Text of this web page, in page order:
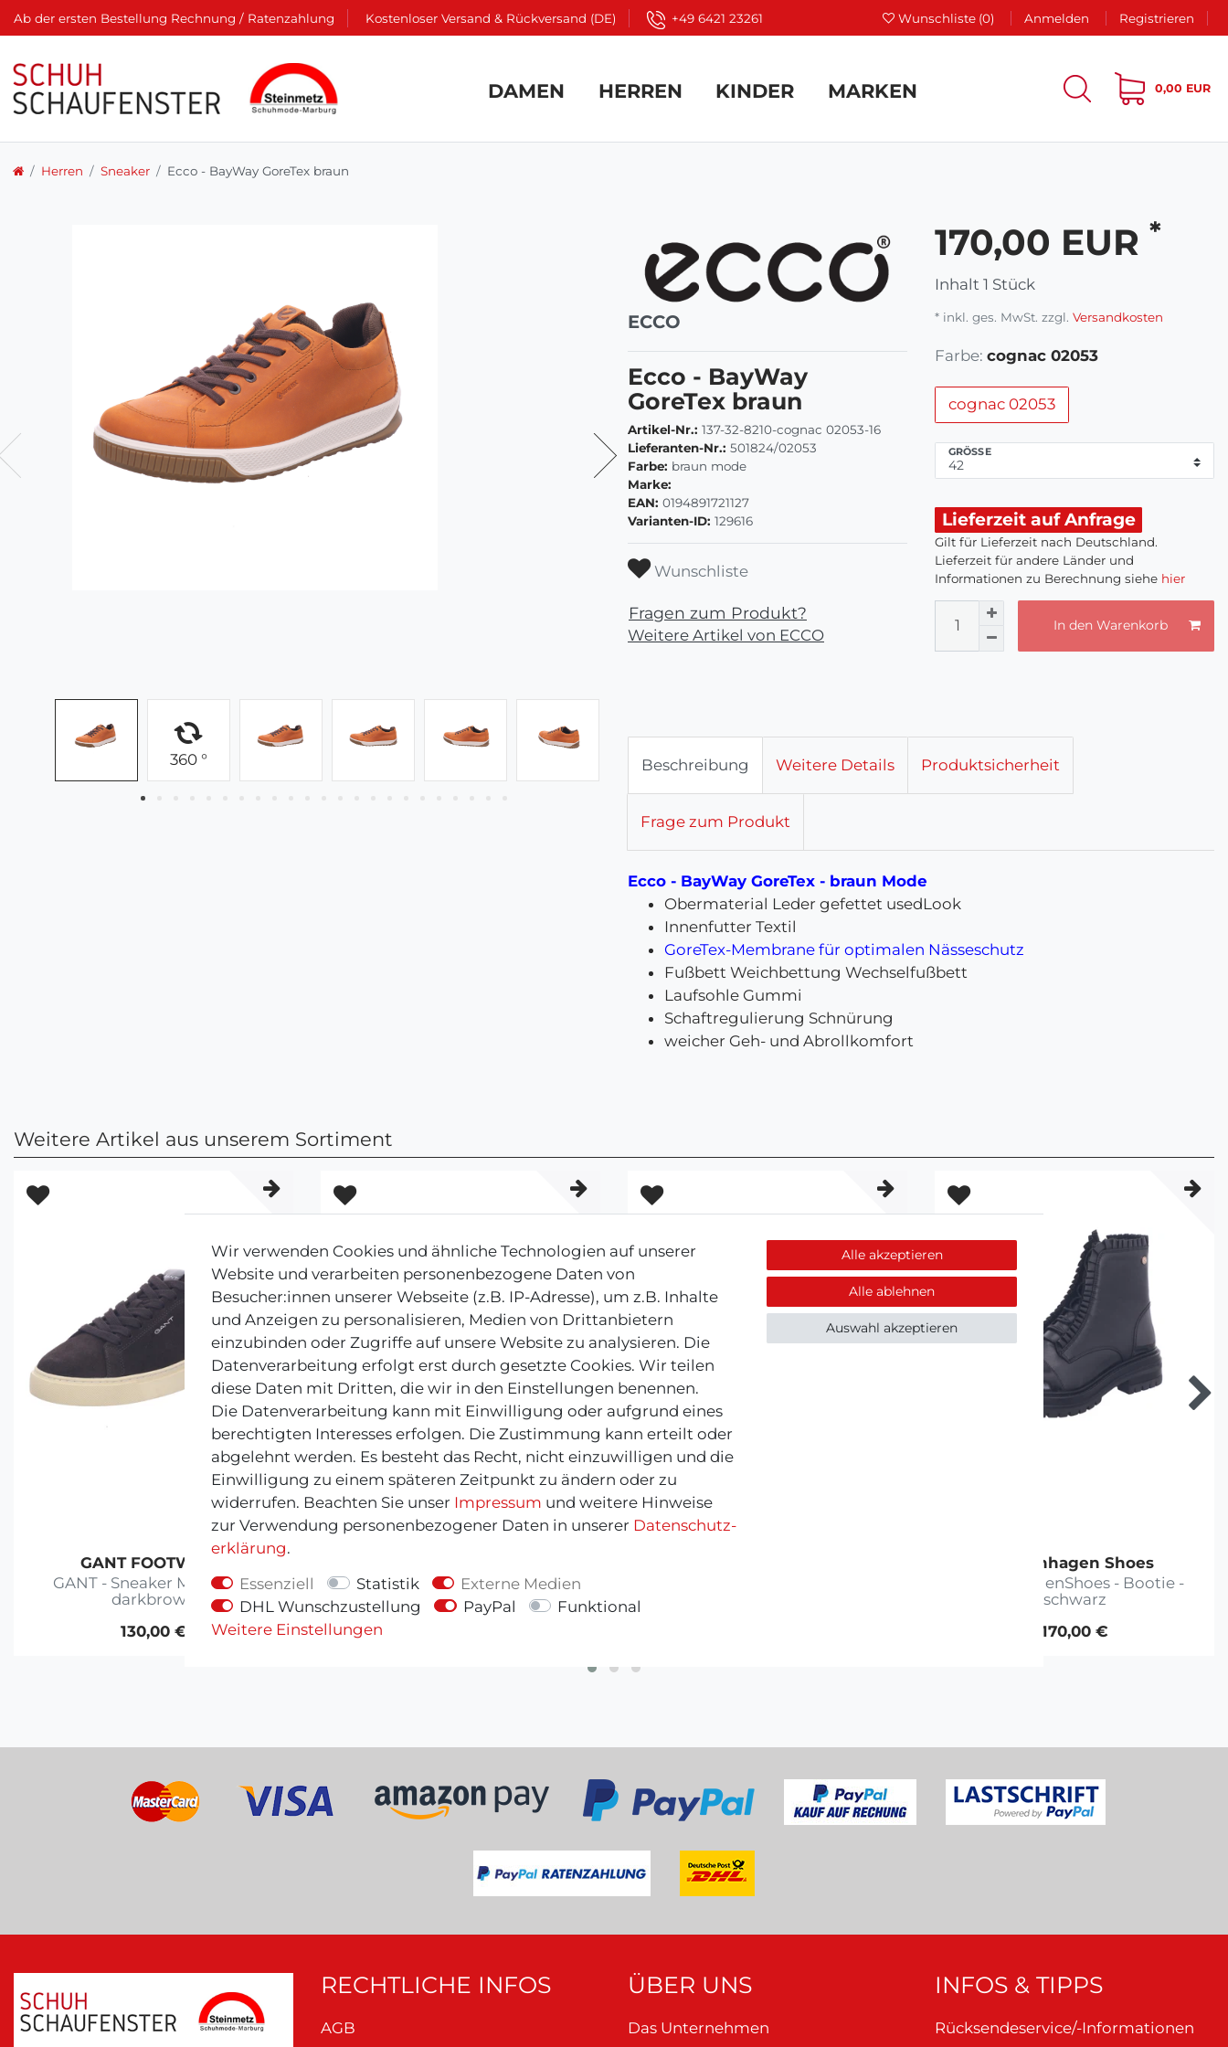
Ab der ersten Bestellung Rechnung / Ratenzahlung Kostenloser Versand & Rückversand (DE) +49 6421 23261 Wunschliste (0) Anmelden Registrieren
DAMEN HERREN KINDER MARKEN 0,00 EUR
Herren Sneaker Ecco - BayWay GoreTex braun
360 °
ECCO
Ecco - BayWay
GoreTex braun
Artikel-Nr.: 137-32-8210-cognac 02053-16
Lieferanten-Nr.: 501824/02053
Farbe: braun mode
Marke:
EAN: 0194891721127
Varianten-ID: 129616
Wunschliste
Fragen zum Produkt?
Weitere Artikel von ECCO
170,00 EUR *
Inhalt 1 Stück
* inkl. ges. MwSt. zzgl. Versandkosten
Farbe: cognac 02053
cognac 02053
GRÖSSE
Lieferzeit auf Anfrage
Gilt für Lieferzeit nach Deutschland.
Lieferzeit für andere Länder und
Informationen zu Berechnung siehe hier
In den Warenkorb
Beschreibung Weitere Details Produktsicherheit
Frage zum Produkt
Ecco - BayWay GoreTex - braun Mode
Obermaterial Leder gefettet usedLook
Innenfutter Textil
GoreTex-Membrane für optimalen Nässeschutz
Fußbett Weichbettung Wechselfußbett
Laufsohle Gummi
Schaftregulierung Schnürung
weicher Geh- und Abrollkomfort
Weitere Artikel aus unserem Sortiment
GANT FOOTWEAR
GANT - Sneaker McJulien -
darkbrown
130,00 €
CopenhagenShoes - Bootie -
braun
Copenhagen Shoes
CopenhagenShoes - Bootie -
schwarz
170,00 €
Wir verwenden Cookies und ähnliche Technologien auf unserer
Website und verarbeiten personenbezogene Daten von
Besucher:innen unserer Webseite (z.B. IP-Adresse), um z.B. Inhalte
und Anzeigen zu personalisieren, Medien von Drittanbietern
einzubinden oder Zugriffe auf unsere Website zu analysieren. Die
Datenverarbeitung erfolgt erst durch gesetzte Cookies. Wir teilen
diese Daten mit Dritten, die wir in den Einstellungen benennen.
Die Datenverarbeitung kann mit Einwilligung oder aufgrund eines
berechtigten Interesses erfolgen. Die Zustimmung kann erteilt oder
abgelehnt werden. Es besteht das Recht, nicht einzuwilligen und die
Einwilligung zu einem späteren Zeitpunkt zu ändern oder zu
widerrufen. Beachten Sie unser Impressum und weitere Hinweise
zur Verwendung personenbezogener Daten in unserer Daten­schutz­
erklärung.
Essenziell
Statistik
Externe Medien
DHL Wunschzustellung
PayPal
Funktional
Weitere Einstellungen
Alle akzeptieren
Alle ablehnen
Auswahl akzeptieren
RECHTLICHE INFOS
AGB
ÜBER UNS
Das Unternehmen
INFOS & TIPPS
Rücksendeservice/-Informationen